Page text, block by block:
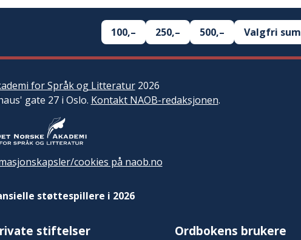
100,– 250,– 500,– Valgfri sum
for Språk og Litteratur2026
gate 27 i Oslo. Kontakt NAOB-redaksjonen.
cookies på naob.no
støttespillere i 2026
stiftelser Ordbokens brukere